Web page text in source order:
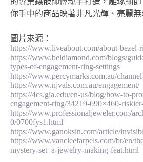
你手中的商品映著非凡光輝、亮麗無
圖片來源：
https://www.liveabout.com/about-bezel-
https://www.beldiamond.com/blogs/
types-of-engagement-ring-settings
https://www.percymarks.com.au/
https://www.njvals.com.au/engagement/
https://4cs.gia.edu/en-us/blog/how-to-
engagement-ring/34219-690×460-
https://www.professionaljeweler.com/
0/0700fys1.html
https://www.ganoksin.com/article/
https://www.vancleefarpels.com/br/en/
mystery-set–a-jewelry-making-feat.html